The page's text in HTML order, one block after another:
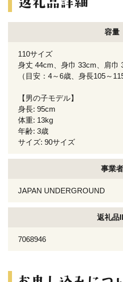
容量
110サイズ
身丈 44cm、身巾 33cm、肩巾
（目安：4～6歳、身長105～
【男の子モデル】
身長: 95cm
体重: 13kg
年齢: 3歳
サイズ: 90サイズ
事業者
JAPAN UNDERGROUND
返礼品
7068946